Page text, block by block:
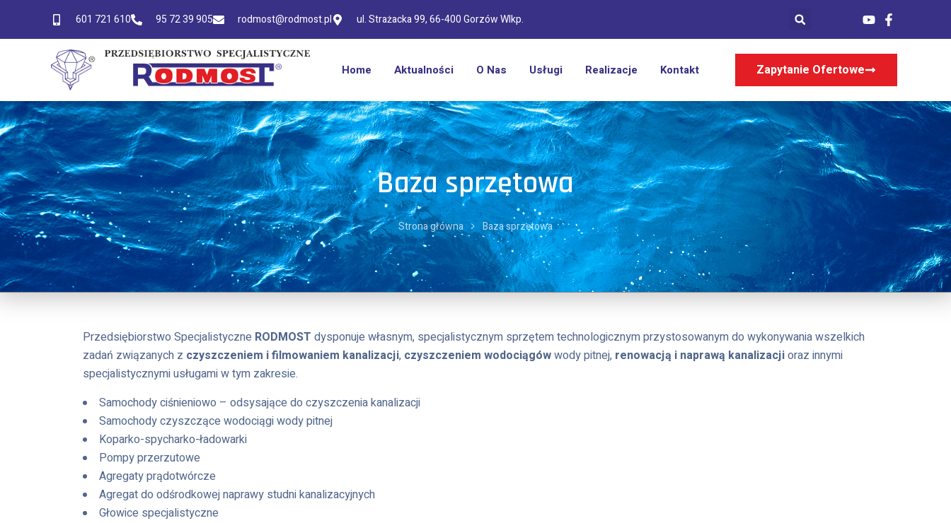
601 721 610 95 72 39 905 rodmost@rodmost.pl ul. Strażacka 99, 66-400 Gorzów Wlkp.
Home Aktualności O Nas Usługi Realizacje Kontakt Zapytanie Ofertowe
Baza sprzętowa
Strona główna Baza sprzętowa
Przedsiębiorstwo Specjalistyczne RODMOST dysponuje własnym, specjalistycznym sprzętem technologicznym przystosowanym do wykonywania wszelkich
zadań związanych z czyszczeniem i filmowaniem kanalizacji, czyszczeniem wodociągówwody pitnej, renowacją i naprawą kanalizacjioraz innymi
specjalistycznymi usługami w tym zakresie.
Samochody ciśnieniowo – odsysające do czyszczenia kanalizacji
Samochody czyszczące wodociągi wody pitnej
Koparko-spycharko-ładowarki
Pompy przerzutowe
Agregaty prądotwórcze
Agregat do odśrodkowej naprawy studni kanalizacyjnych
Głowice specjalistyczne